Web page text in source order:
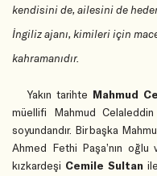
kendisini de, ailesini de
İngiliz ajanı, kimileri için
kahramanıdır.
Yakın tarihte Mahmud
müellifi Mahmud
soyundandır. Bir başka
Ahmed Fethi Paşa’nın
kızkardeşi Cemile Sultan